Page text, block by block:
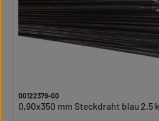
00122379-00
0,90x350 mm Steckdraht blau 2,5